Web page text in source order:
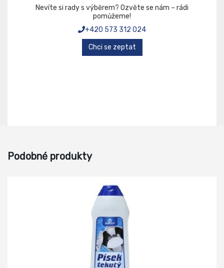
Nevíte si rady s výběrem? Ozvěte se nám – rádi
pomůžeme!
+420 573 312 024
Chci se zeptat
Podobné produkty